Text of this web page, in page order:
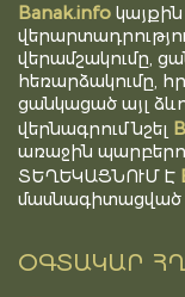
Banak.info
վերամշակումը,
հեռարձակումը,
ցանկացած այլ
վերնագրում նշել
առաջին
ՏԵՂԵԿԱՑՆՈՒՄ Է
մասնագիտացված
ՕԳՏԱԿԱՐ